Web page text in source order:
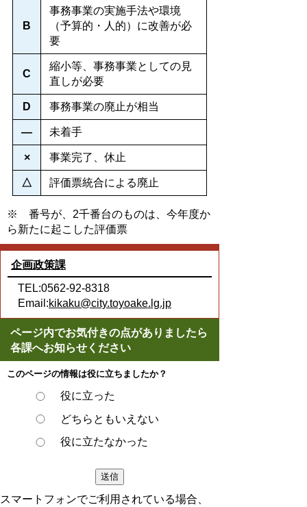
B
事務事業の実施手法や環境
（予算的・人的）に改善が必
要
C
縮小等、事務事業としての見
直しが必要
D 事務事業の廃止が相当
― 未着手
× 事業完了、休止
△ 評価票統合による廃止
※ 番号が、2千番台のものは、今年度か
ら新たに起こした評価票
企画政策課
TEL:0562-92-8318
Email:kikaku@city.toyoake.lg.jp
ページ内でお気付きの点がありましたら
各課へお知らせください
このページの情報は役に立ちましたか？
役に立った
どちらともいえない
役に立たなかった
スマートフォンでご利用されている場合、